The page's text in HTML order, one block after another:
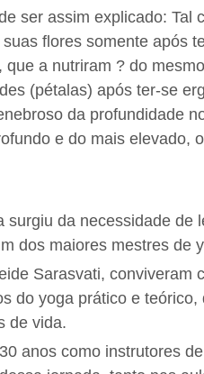
ser assim explicado:
flores somente após
a nutriram ? do
(pétalas) após ter-se
da profundidade
e do mais elevado,
surgiu da necessidade
dos maiores mestres de
Sarasvati, conviveram
do yoga prático e
de vida.
anos como instrutores